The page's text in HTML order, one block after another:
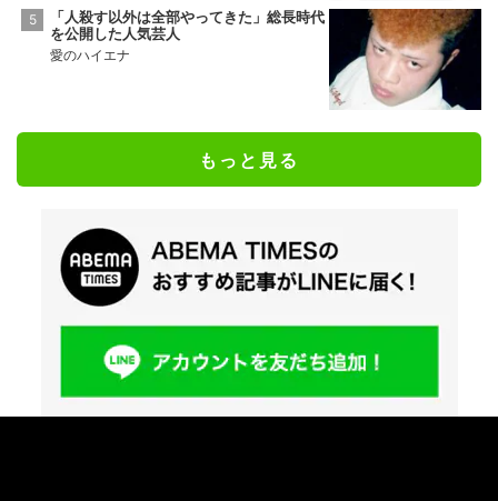
「人殺す以外は全部やってきた」総長時代
を公開した人気芸人
愛のハイエナ
もっと見る